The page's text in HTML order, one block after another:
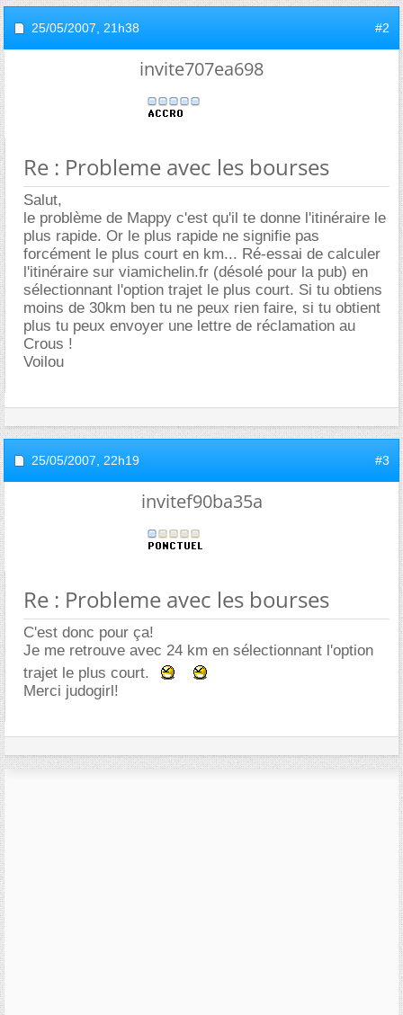
25/05/2007, 21h38 #2
invite707ea698
Re : Probleme avec les bourses
Salut,
le problème de Mappy c'est qu'il te donne l'itinéraire le
plus rapide. Or le plus rapide ne signifie pas
forcément le plus court en km... Ré-essai de calculer
l'itinéraire sur viamichelin.fr (désolé pour la pub) en
sélectionnant l'option trajet le plus court. Si tu obtiens
moins de 30km ben tu ne peux rien faire, si tu obtient
plus tu peux envoyer une lettre de réclamation au
Crous !
Voilou
25/05/2007, 22h19 #3
invitef90ba35a
Re : Probleme avec les bourses
C'est donc pour ça!
Je me retrouve avec 24 km en sélectionnant l'option
trajet le plus court.
Merci judogirl!